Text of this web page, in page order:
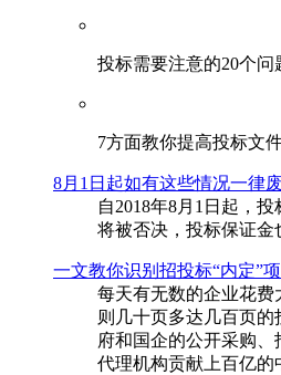
投标需要注意的20个问
​7方面教你提高投标文
8月1日起如有这些情况一律
自2018年8月1日起，
将被否决，投标保证金
一文教你识别招投标“内定”项
每天有无数的企业花
则几十页多达几百页
府和国企的公开采购
代理机构贡献上百亿